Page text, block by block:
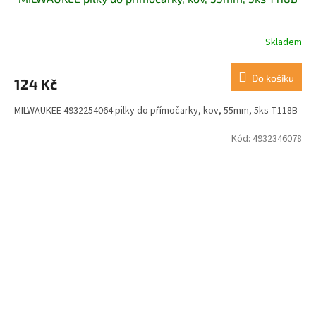
Skladem
124 Kč Do košíku
MILWAUKEE 4932254064 pilky do přímočarky, kov, 55mm, 5ks T118B
Kód: 4932346078